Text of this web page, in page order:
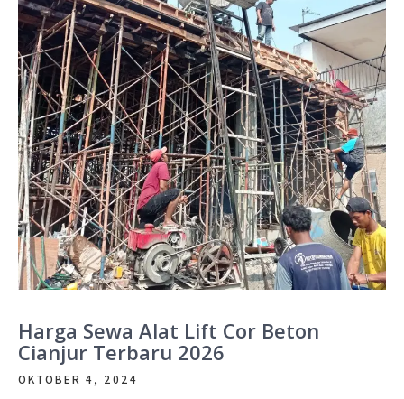
Harga Sewa Alat Lift Cor Beton
Cianjur Terbaru 2026
OKTOBER 4, 2024